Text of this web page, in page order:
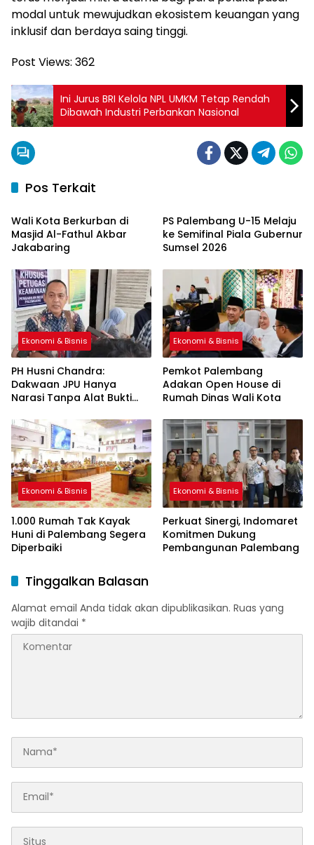
modal untuk mewujudkan ekosistem keuangan yang
inklusif dan berdaya saing tinggi.
Post Views: 362
Ini Jurus BRI Kelola NPL UMKM Tetap Rendah
Dibawah Industri Perbankan Nasional
Pos Terkait
Ekonomi & Bisnis
Wali Kota Berkurban di
Masjid Al-Fathul Akbar
Jakabaring
PS Palembang U-15 Melaju
ke Semifinal Piala Gubernur
Sumsel 2026
Ekonomi & Bisnis
PH Husni Chandra:
Dakwaan JPU Hanya
Narasi Tanpa Alat Bukti
Ekonomi & Bisnis
Pemkot Palembang
Adakan Open House di
Rumah Dinas Wali Kota
Ekonomi & Bisnis
1.000 Rumah Tak Kayak
Huni di Palembang Segera
Diperbaiki
Ekonomi & Bisnis
Perkuat Sinergi, Indomaret
Komitmen Dukung
Pembangunan Palembang
Tinggalkan Balasan
Alamat email Anda tidak akan dipublikasikan. Ruas yang
wajib ditandai *